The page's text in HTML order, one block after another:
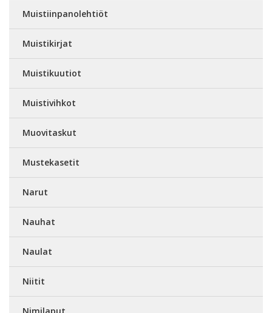
Muistiinpanolehtiöt
Muistikirjat
Muistikuutiot
Muistivihkot
Muovitaskut
Mustekasetit
Narut
Nauhat
Naulat
Niitit